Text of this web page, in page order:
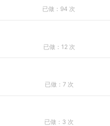
已做：94 次
已做：12 次
已做：7 次
已做：3 次